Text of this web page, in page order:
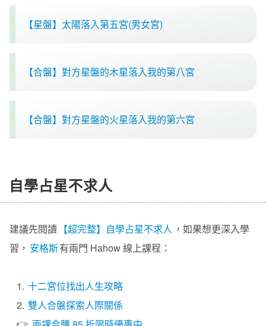
【星盤】太陽落入第五宮(男女宮)
【合盤】對方星盤的木星落入我的第八宮
【合盤】對方星盤的火星落入我的第六宮
自學占星不求人
建議先閱讀 【超完整】自學占星不求人 ，如果想更深入學
習， 安格斯有兩門 Hahow 線上課程：
1. 十二宮位找出人生攻略
2. 雙人合盤探索人際關係